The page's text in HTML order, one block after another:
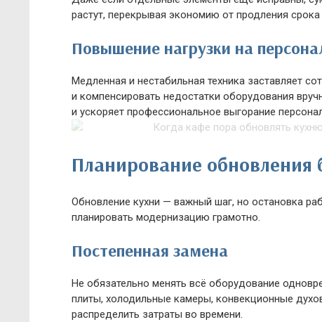
растут, перекрывая экономию от продления срока
Повышение нагрузки на
Медленная и нестабильная техника заставляет
и компенсировать недостатки оборудования
и ускоряет профессиональное выгорание
Планирование обновления
Обновление кухни — важный шаг, но остановка
планировать модернизацию грамотно.
Постепенная замена
Не обязательно менять всё оборудование
плиты, холодильные камеры, конвекционные
распределить затраты во времени.